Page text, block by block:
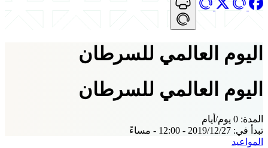
اليوم العالمي للسرطان
اليوم العالمي للسرطان
المدة: 0 يوم/أيام
تبدأ في: 2019/12/27 - 12:00 - مساءً
المواعيد